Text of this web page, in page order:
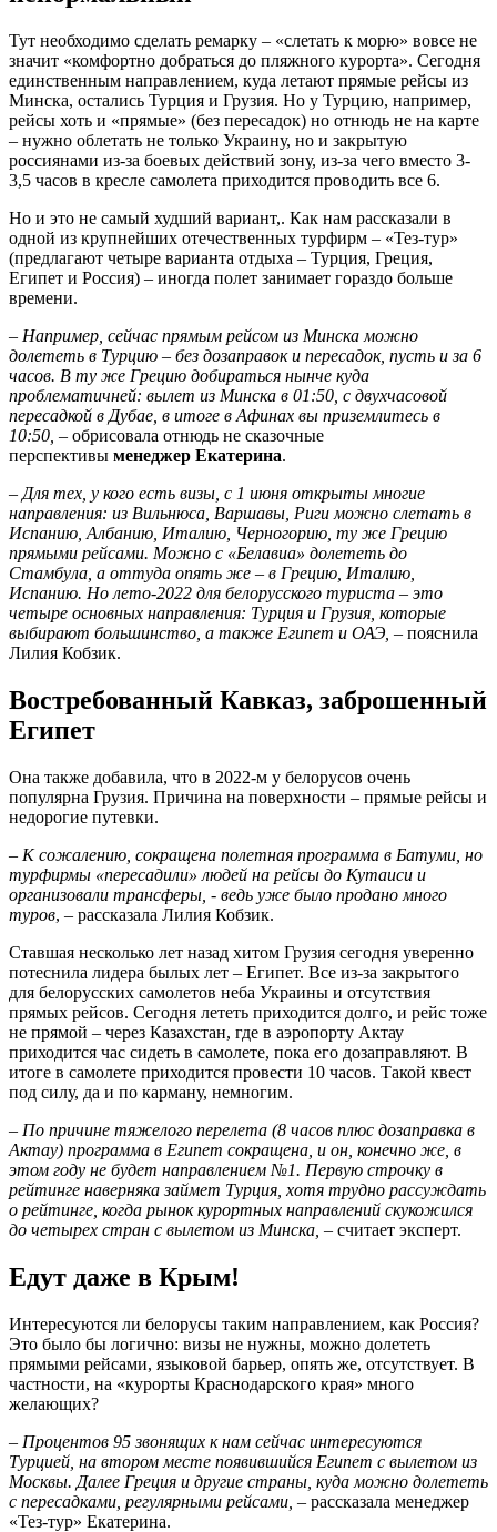
Тут необходимо сделать ремарку – «слетать к морю» вовсе не
значит «комфортно добраться до пляжного курорта». Сегодня
единственным направлением, куда летают прямые рейсы из
Минска, остались Турция и Грузия. Но у Турцию, например,
рейсы хоть и «прямые» (без пересадок) но отнюдь не на карте
– нужно облетать не только Украину, но и закрытую
россиянами из-за боевых действий зону, из-за чего вместо 3-
3,5 часов в кресле самолета приходится проводить все 6.
Но и это не самый худший вариант,. Как нам рассказали в
одной из крупнейших отечественных турфирм – «Тез-тур»
(предлагают четыре варианта отдыха – Турция, Греция,
Египет и Россия) – иногда полет занимает гораздо больше
времени.
– Например, сейчас прямым рейсом из Минска можно
долететь в Турцию – без дозаправок и пересадок, пусть и за 6
часов. В ту же Грецию добираться нынче куда
проблематичней: вылет из Минска в 01:50, с двухчасовой
пересадкой в Дубае, в итоге в Афинах вы приземлитесь в
10:50, – обрисовала отнюдь не сказочные
перспективы менеджер Екатерина.
– Для тех, у кого есть визы, с 1 июня открыты многие
направления: из Вильнюса, Варшавы, Риги можно слетать в
Испанию, Албанию, Италию, Черногорию, ту же Грецию
прямыми рейсами. Можно с «Белавиа» долететь до
Стамбула, а оттуда опять же – в Грецию, Италию,
Испанию. Но лето-2022 для белорусского туриста – это
четыре основных направления: Турция и Грузия, которые
выбирают большинство, а также Египет и ОАЭ, – пояснила
Лилия Кобзик.
Востребованный Кавказ, заброшенный
Египет
Она также добавила, что в 2022-м у белорусов очень
популярна Грузия. Причина на поверхности – прямые рейсы и
недорогие путевки.
– К сожалению, сокращена полетная программа в Батуми, но
турфирмы «пересадили» людей на рейсы до Кутаиси и
организовали трансферы, - ведь уже было продано много
туров, – рассказала Лилия Кобзик.
Ставшая несколько лет назад хитом Грузия сегодня уверенно
потеснила лидера былых лет – Египет. Все из-за закрытого
для белорусских самолетов неба Украины и отсутствия
прямых рейсов. Сегодня лететь приходится долго, и рейс тоже
не прямой – через Казахстан, где в аэропорту Актау
приходится час сидеть в самолете, пока его дозаправляют. В
итоге в самолете приходится провести 10 часов. Такой квест
под силу, да и по карману, немногим.
– По причине тяжелого перелета (8 часов плюс дозаправка в
Актау) программа в Египет сокращена, и он, конечно же, в
этом году не будет направлением №1. Первую строчку в
рейтинге наверняка займет Турция, хотя трудно рассуждать
о рейтинге, когда рынок курортных направлений скукожился
до четырех стран с вылетом из Минска, – считает эксперт.
Едут даже в Крым!
Интересуются ли белорусы таким направлением, как Россия?
Это было бы логично: визы не нужны, можно долететь
прямыми рейсами, языковой барьер, опять же, отсутствует. В
частности, на «курорты Краснодарского края» много
желающих?
– Процентов 95 звонящих к нам сейчас интересуются
Турцией, на втором месте появившийся Египет с вылетом из
Москвы. Далее Греция и другие страны, куда можно долететь
с пересадками, регулярными рейсами, – рассказала менеджер
«Тез-тур» Екатерина.